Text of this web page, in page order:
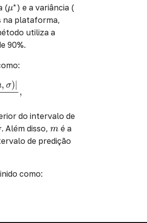
(μ⋆
μ⋆) e a variância (
na plataforma,
utiliza a
90%.
, σ)
,
σ
do intervalo de
. Além disso,m
m é a
de predição
como: